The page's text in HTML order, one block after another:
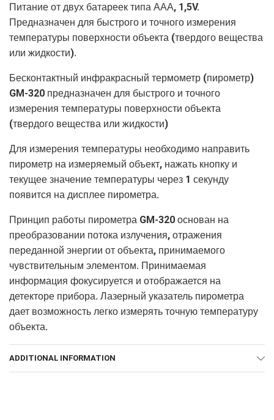
Питание от двух батареек типа ААА, 1,5V.
Предназначен для быстрого и точного измерения
температуры поверхности объекта (твердого вещества
или жидкости).
Бесконтактный инфракрасный термометр (пирометр)
GM-320 предназначен для быстрого и точного
измерения температуры поверхности объекта
(твердого вещества или жидкости)
Для измерения температуры необходимо направить
пирометр на измеряемый объект, нажать кнопку и
текущее значение температуры через 1 секунду
появится на дисплее пирометра.
Принцип работы пирометра GM-320 основан на
преобразовании потока излучения, отражения
переданной энергии от объекта, принимаемого
чувствительным элементом. Принимаемая
информация фокусируется и отображается на
детекторе прибора. Лазерный указатель пирометра
дает возможность легко измерять точную температуру
объекта.
ADDITIONAL INFORMATION